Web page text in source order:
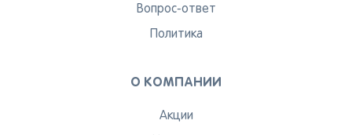
Вопрос-ответ
Политика
О КОМПАНИИ
Акции